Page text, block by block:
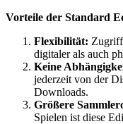
Vorteile der Standard
Flexibilität:
digitaler als auch
Keine
jederzeit von der
Downloads.
Größere
Spielen ist diese